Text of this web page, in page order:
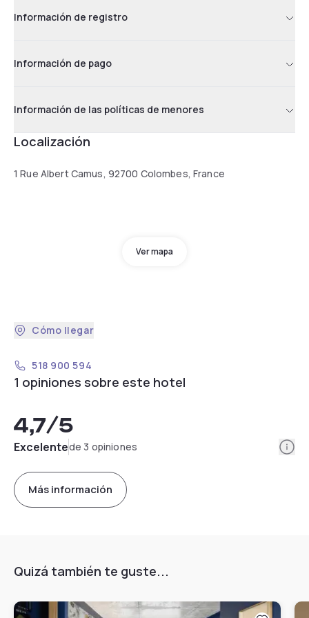
Información de registro
Información de pago
Información de las políticas de menores
Localización
1 Rue Albert Camus, 92700 Colombes, France
Ver mapa
Cómo llegar
518 900 594
1 opiniones sobre este hotel
4,7/5
Excelentede 3 opiniones
Más información
Quizá también te guste...